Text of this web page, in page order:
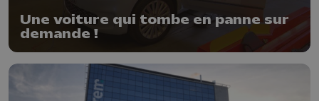
Une voiture qui tombe en panne sur
demande !